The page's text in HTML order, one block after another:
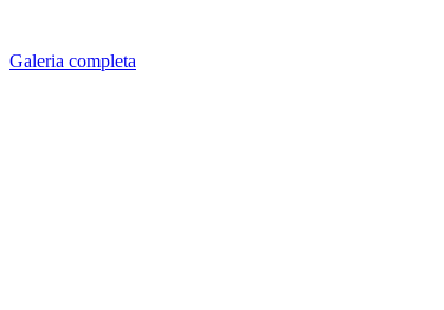
Galeria completa